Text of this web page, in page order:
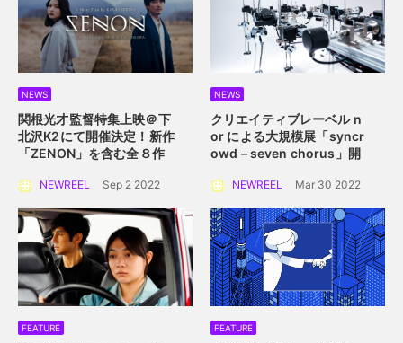
NEWS
関根光才監督特集上映＠下
北沢K2にて開催決定！ 新作
「ZENON」を含む全８作
NEWREEL Sep 2 2022
NEWS
クリエイティブレーベル n
or による大規模展 「syncr
owd – seven chorus」開
（土）〜 4月10日（日）横
NEWREEL Mar 30 2022
FEATURE FEATURE